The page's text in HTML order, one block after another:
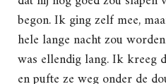
begon. Ik ging zelf mee,
hele lange nacht zou
was ellendig lang. Ik kreeg
en pufte ze weg onder de